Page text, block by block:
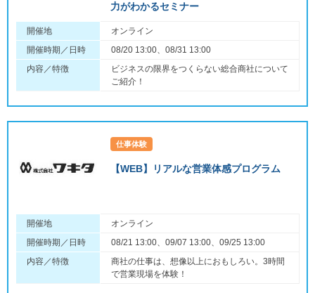
力がわかるセミナー
開催地
オンライン
開催時期／日時
08/20 13:00、08/31 13:00
内容／特徴
ビジネスの限界をつくらない総合商社について
ご紹介！
仕事体験
【WEB】リアルな営業体感プログラム
開催地
オンライン
開催時期／日時
08/21 13:00、09/07 13:00、09/25 13:00
内容／特徴
商社の仕事は、想像以上におもしろい。3時間
で営業現場を体験！